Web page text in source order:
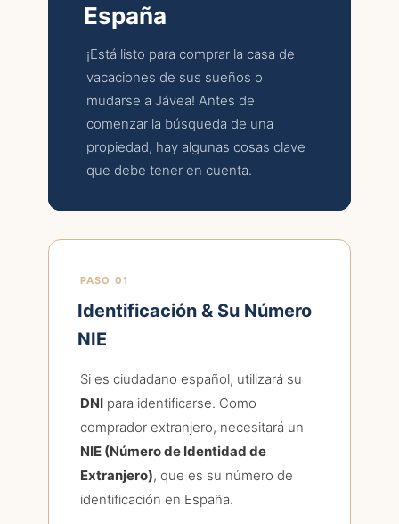
España
¡Está listo para comprar la casa de
vacaciones de sus sueños o
mudarse a Jávea! Antes de
comenzar la búsqueda de una
propiedad, hay algunas cosas clave
que debe tener en cuenta.
PASO 01
Identificación & Su Número
NIE
Si es ciudadano español, utilizará su
DNI para identificarse. Como
comprador extranjero, necesitará un
NIE (Número de Identidad de
Extranjero), que es su número de
identificación en España.